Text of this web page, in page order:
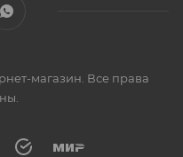
магазин. Все права